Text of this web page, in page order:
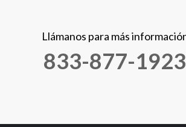
Llámanos para más
833-877-1923